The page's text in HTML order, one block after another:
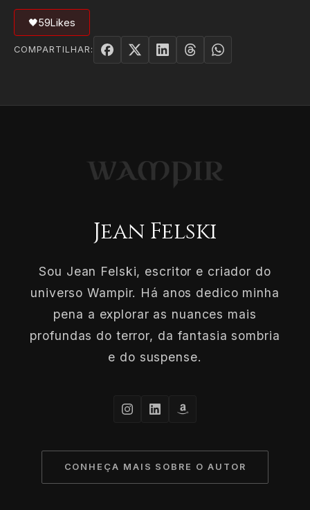
🖤59Likes
COMPARTILHAR:
Jean Felski
Sou Jean Felski, escritor e criador do
universo Wampir. Há anos dedico minha
pena a explorar as nuances mais
profundas do terror, da fantasia sombria
e do suspense.
CONHEÇA MAIS SOBRE O AUTOR